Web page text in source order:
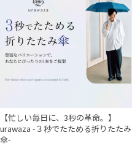
【忙しい毎日に、3秒の革命。】
urawaza -３秒でたためる折りたたみ
傘-